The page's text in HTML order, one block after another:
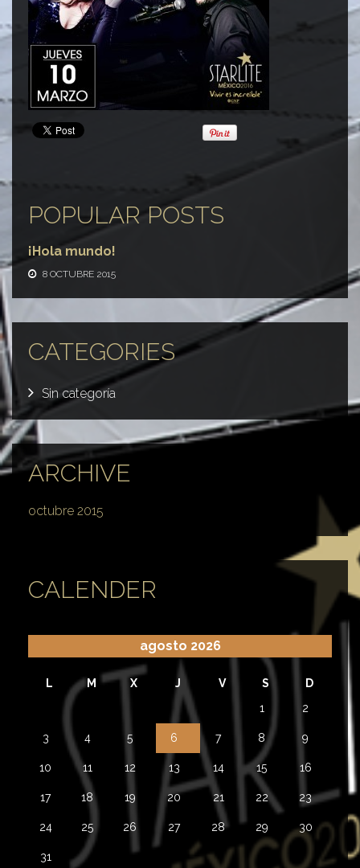
POPULAR POSTS
¡Hola mundo!
8 OCTUBRE 2015
CATEGORIES
Sin categoría
ARCHIVE
octubre 2015
CALENDER
agosto 2026
L M X J V S D
1 2
3 4 5 6 7 8 9
10 11 12 13 14 15 16
17 18 19 20 21 22 23
24 25 26 27 28 29 30
31